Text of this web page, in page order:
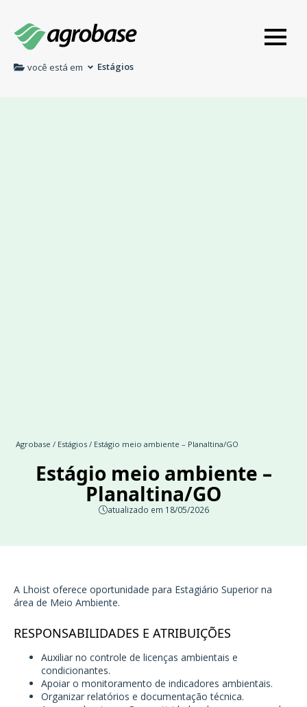
você está em Estágios
Agrobase / Estágios / Estágio meio ambiente – Planaltina/GO
Estágio meio ambiente –
Planaltina/GO
atualizado em 18/05/2026
A Lhoist oferece oportunidade para Estagiário Superior na
área de Meio Ambiente.
RESPONSABILIDADES E ATRIBUIÇÕES
Auxiliar no controle de licenças ambientais e
condicionantes.
Apoiar o monitoramento de indicadores ambientais.
Organizar relatórios e documentação técnica.